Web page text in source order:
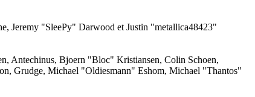
Jeremy "SleePy" Darwood et Justin "metallica48423"
Antechinus, Bjoern "Bloc" Kristiansen, Colin Schoen,
Grudge, Michael "Oldiesmann" Eshom, Michael "Thantos"